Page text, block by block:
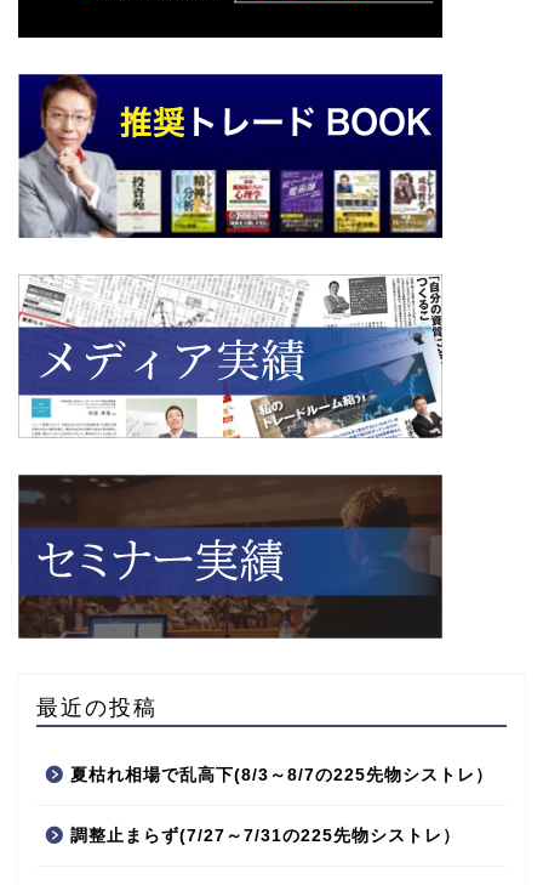
最近の投稿
夏枯れ相場で乱高下(8/3～8/7の225先物シストレ）
調整止まらず(7/27～7/31の225先物シストレ）